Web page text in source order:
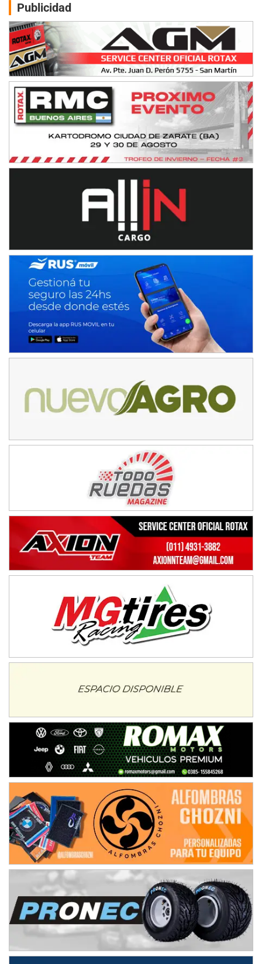
Juventud Unida (Tierra)
Humboldt (Santa Fe)
NORESTE SANTAFESINO - F6
Ciudad de Avellaneda (Asfalto)
Avellaneda (Santa Fe)
SUR SANTAFESINO - F4
José Samuel Sánchez (Tierra)
Rufino (Santa Fe)
Juan Navarro (Asfalto)
COBERTURA ESPECIAL DE E-KART.COM.AR
KDO - F6
Ciudad de Trenque Lauquen (Asfalto)
Trenque Lauquen (Buenos Aires)
ENTRERRIANO - F6 (POSTERGADA)
Parque de la Velocidad (Asfalto)
Villaguay (Entre Ríos)
VICTORIENSE - F7
PATAGONICO - F6
Moto Club Reginense (Tierra)
CSK - F7
NORESTE SANTAFESINO - F6
SUR SANTAFESINO - F4
José Samuel Sánchez (Tierra)
Rufino (Santa Fe)
El Timbó (Tucumán)
Publicidad